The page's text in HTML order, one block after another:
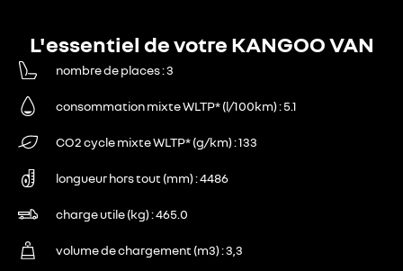
L'essentiel de votre KANGOO VAN
nombre de places 3
consommation mixte WLTP* (l/100km) 5.1
CO2 cycle mixte WLTP* (g/km) 133
longueur hors tout (mm) 4486
charge utile (kg) 465.0
volume de chargement (m3) 3,3